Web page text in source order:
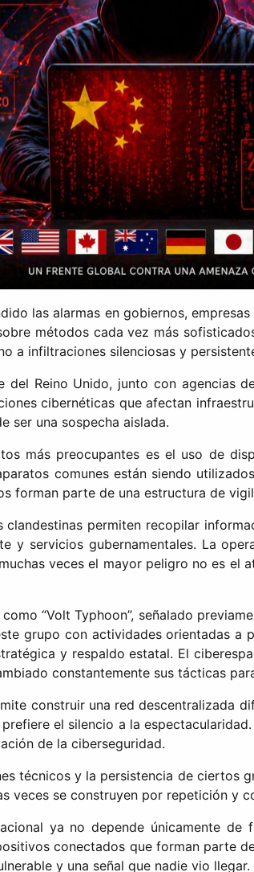
las alarmas en gobiernos,
métodos cada vez más
a infiltraciones silenciosas y
Reino Unido, junto con agencias
cibernéticas que afectan
ser una sospecha aislada.
más preocupantes es el uso de
comunes están siendo
forman parte de una estructura de
permiten recopilar
y servicios gubernamentales. La
veces el mayor peligro no es el
“Volt Typhoon”, señalado
grupo con actividades orientadas
y respaldo estatal. El
constantemente sus tácticas
construir una red descentralizada
el silencio a la
de la ciberseguridad.
técnicos y la persistencia de ciertos
veces se construyen por repetición y
ya no depende únicamente
conectados que forman parte
y una señal que nadie vio llegar.